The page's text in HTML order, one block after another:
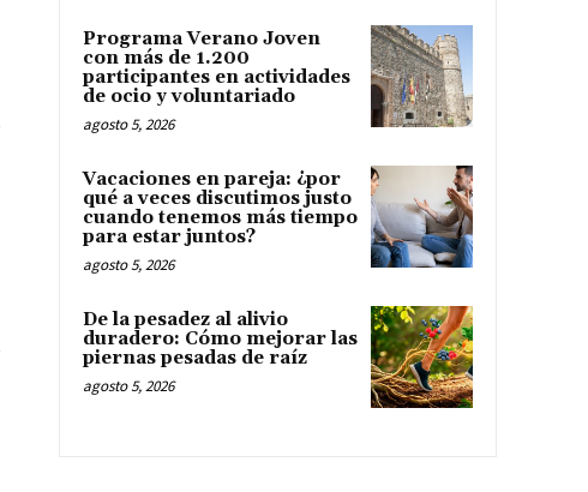
Programa Verano Joven
con más de 1.200
participantes en actividades
de ocio y voluntariado
agosto 5, 2026
Vacaciones en pareja: ¿por
qué a veces discutimos justo
cuando tenemos más tiempo
para estar juntos?
agosto 5, 2026
De la pesadez al alivio
duradero: Cómo mejorar las
piernas pesadas de raíz
agosto 5, 2026